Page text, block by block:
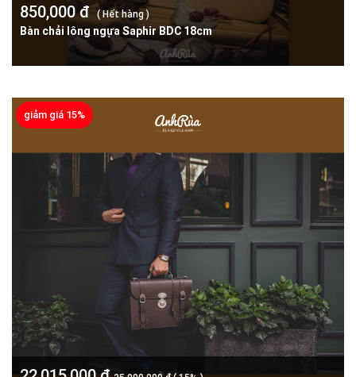
850,000 đ( Hết hàng )
Bàn chải lông ngựa Saphir BDC 18cm
giảm giá 15%